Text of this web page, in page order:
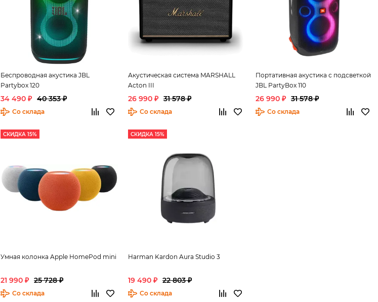
Беспроводная акустика JBL
Partybox 120
34 490 ₽ 40 353 ₽
Со склада
Акустическая система MARSHALL
Acton III
26 990 ₽ 31 578 ₽
Со склада
Портативная акустика с подсветкой
JBL PartyBox 110
26 990 ₽ 31 578 ₽
Со склада
СКИДКА 15%
Умная колонка Apple HomePod mini
21 990 ₽ 25 728 ₽
Со склада
СКИДКА 15%
Harman Kardon Aura Studio 3
19 490 ₽ 22 803 ₽
Со склада